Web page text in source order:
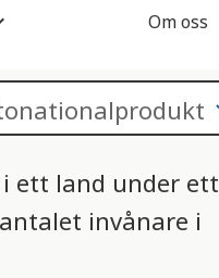
Om oss
ett land under ett
invånare i